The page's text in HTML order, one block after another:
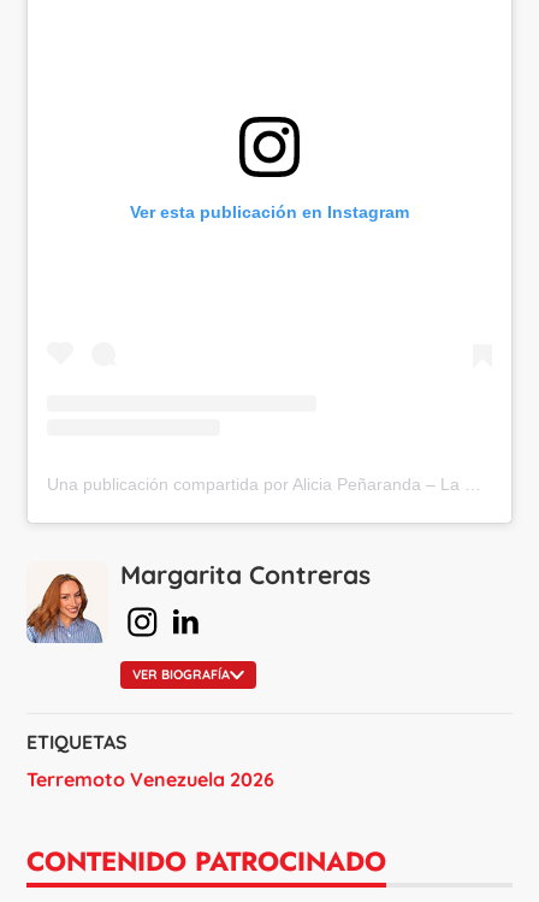
Ver esta publicación en Instagram
Una publicación compartida por Alicia Peñaranda – La Poplitóloga®️ (@lapoplitologa)
Margarita Contreras
en Instagram
en Linkedin
VER BIOGRAFÍA
ETIQUETAS
Terremoto Venezuela 2026
CONTENIDO PATROCINADO